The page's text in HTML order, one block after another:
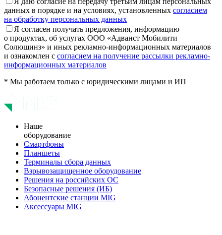
данных в порядке и на условиях, установленных согласием
на обработку персональных данных
Я согласен получать предложения, информацию
о продуктах, об услугах ООО «Адванст Мобилити
Солюшинз» и иных рекламно-информационных материалов
и ознакомлен с согласием на получение рассылки рекламно-
информационных материалов
* Мы работаем только с юридическими лицами и ИП
Наше
оборудование
Смартфоны
Планшеты
Терминалы сбора данных
Взрывозащищенное оборудование
Решения на российских ОС
Безопасные решения (ИБ)
Абонентские станции MIG
Аксессуары MIG